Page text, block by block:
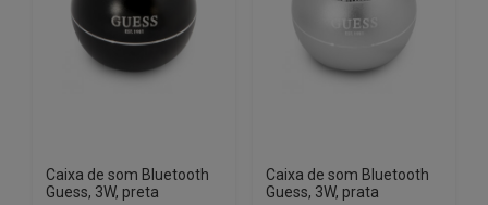
Caixa de som Bluetooth
Guess, 3W, preta
Caixa de som Bluetooth
Guess, 3W, prata